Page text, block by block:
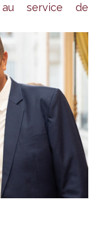
service de